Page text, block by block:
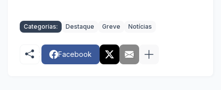
Categorias: Destaque Greve Notícias
Facebook